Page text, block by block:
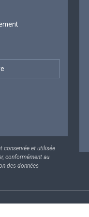
conservée et utilisée
conformément au
des données